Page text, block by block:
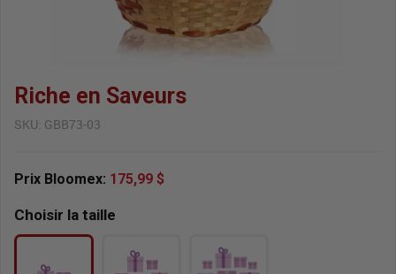
Riche en Saveurs
SKU: GBB73-03
Prix Bloomex: 175,99 $
Choisir la taille